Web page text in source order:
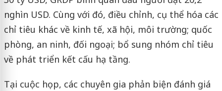
nghìn USD. Cùng với đó, điều chỉnh, cụ thể hóa các
chỉ tiêu khác về kinh tế, xã hội, môi trường; quốc
phòng, an ninh, đối ngoại; bổ sung nhóm chỉ tiêu
về phát triển kết cấu hạ tầng.
Tại cuộc họp, các chuyên gia phản biện đánh giá